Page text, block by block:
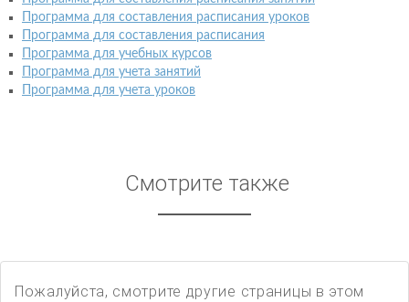
Программа для составления расписания уроков
Программа для составления расписания
Программа для учебных курсов
Программа для учета занятий
Программа для учета уроков
Смотрите также
Пожалуйста, смотрите другие страницы в этом